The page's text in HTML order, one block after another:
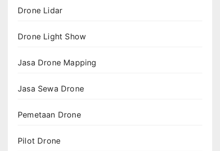
Drone Lidar
Drone Light Show
Jasa Drone Mapping
Jasa Sewa Drone
Pemetaan Drone
Pilot Drone